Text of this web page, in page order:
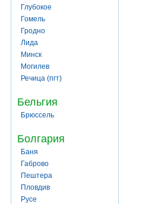
Глубокое
Гомель
Гродно
Лида
Минск
Могилев
Речица (пгт)
Бельгия
Брюссель
Болгария
Баня
Габрово
Пештера
Пловдив
Русе